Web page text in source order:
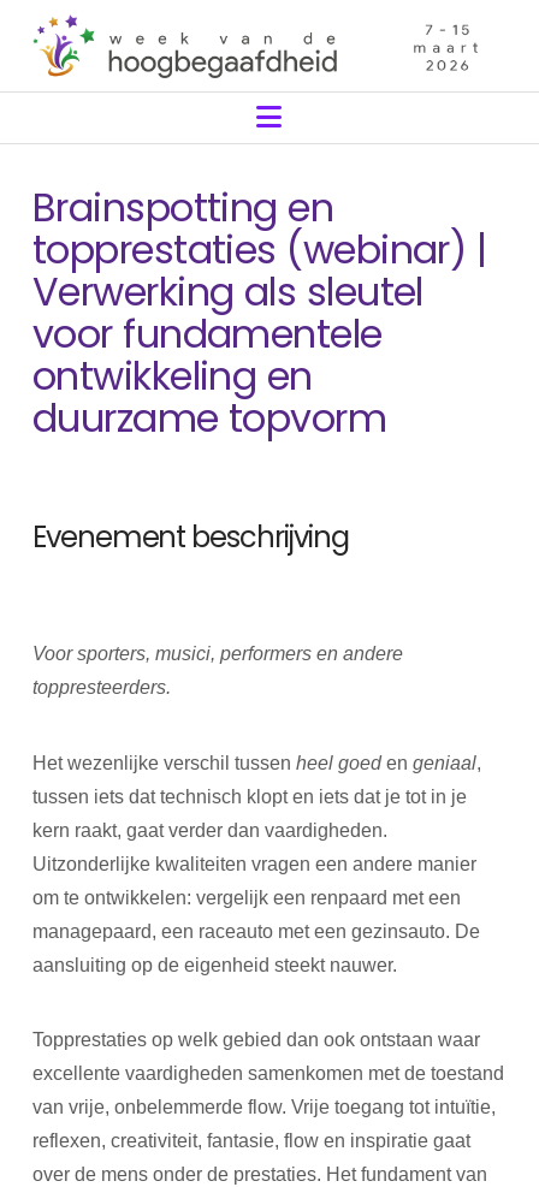
Navigation
Brainspotting en
topprestaties (webinar) |
Verwerking als sleutel
voor fundamentele
ontwikkeling en
duurzame topvorm
Evenement beschrijving
Voor sporters, musici, performers en andere
toppresteerders.
Het wezenlijke verschil tussen heel goeden geniaal,
tussen iets dat technisch klopt en iets dat je tot in je
kern raakt, gaat verder dan vaardigheden.
Uitzonderlijke kwaliteiten vragen een andere manier
om te ontwikkelen: vergelijk een renpaard met een
managepaard, een raceauto met een gezinsauto. De
aansluiting op de eigenheid steekt nauwer.
Topprestaties op welk gebied dan ook ontstaan waar
excellente vaardigheden samenkomen met de toestand
van vrije, onbelemmerde flow. Vrije toegang tot intuïtie,
reflexen, creativiteit, fantasie, flow en inspiratie gaat
over de mens onder de prestaties. Het fundament van